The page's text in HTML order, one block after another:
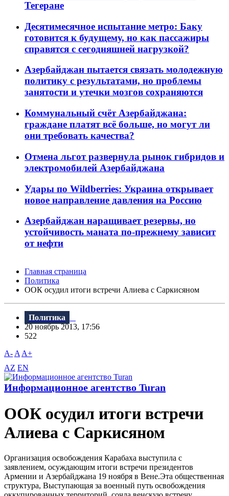
Тегеране
Десятимесячное испытание метро: Баку
готовится к будущему, но как пассажиры
справятся с сегодняшней нагрузкой?
Азербайджан пытается связать молодежную
политику с результатами, но проблемы
занятости и утечки мозгов сохраняются
Коммунальный счёт Азербайджана:
граждане платят всё больше, но могут ли
они требовать качества?
Отмена льгот развернула рынок гибридов и
электромобилей Азербайджана
Удары по Wildberries: Украина открывает
новое направление давления на Россию
Азербайджан наращивает резервы, но
устойчивость маната по-прежнему зависит
от нефти
Главная страница
Политика
ООК осудил итоги встречи Алиева с Саркисяном
Политика
20 ноябрь 2013, 17:56
522
A- A A+
AZ EN
Информационное агентство Turan
ООК осудил итоги встречи
Алиева с Саркисяном
Организация освобождения Карабаха выступила с
заявлением, осуждающим итоги встречи президентов
Армении и Азербайджана 19 ноября в Вене.Эта общественная
структура, Выступающая за военный путь освобождения